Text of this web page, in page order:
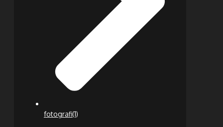
fotografi(1)